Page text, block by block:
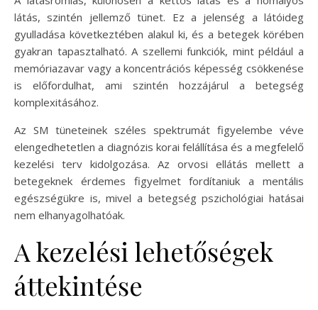
látás, szintén jellemző tünet. Ez a jelenség a látóideg
gyulladása következtében alakul ki, és a betegek körében
gyakran tapasztalható. A szellemi funkciók, mint például a
memóriazavar vagy a koncentrációs képesség csökkenése
is előfordulhat, ami szintén hozzájárul a betegség
komplexitásához.
Az SM tüneteinek széles spektrumát figyelembe véve
elengedhetetlen a diagnózis korai felállítása és a megfelelő
kezelési terv kidolgozása. Az orvosi ellátás mellett a
betegeknek érdemes figyelmet fordítaniuk a mentális
egészségükre is, mivel a betegség pszichológiai hatásai
nem elhanyagolhatóak.
A kezelési lehetőségek
áttekintése